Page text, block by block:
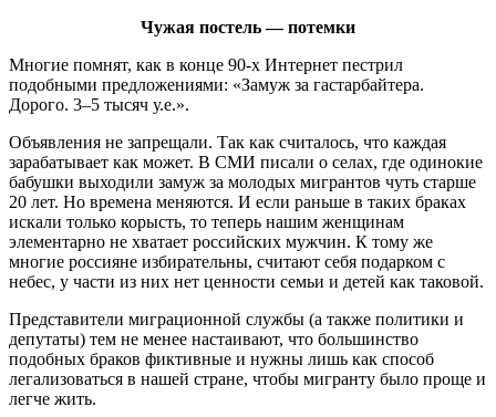
Чужая постель — потемки
Многие помнят, как в конце 90-х Интернет пестрил
подобными предложениями: «Замуж за гастарбайтера.
Дорого. 3–5 тысяч у.е.».
Объявления не запрещали. Так как считалось, что каждая
зарабатывает как может. В СМИ писали о селах, где одинокие
бабушки выходили замуж за молодых мигрантов чуть старше
20 лет. Но времена меняются. И если раньше в таких браках
искали только корысть, то теперь нашим женщинам
элементарно не хватает российских мужчин. К тому же
многие россияне избирательны, считают себя подарком с
небес, у части из них нет ценности семьи и детей как таковой.
Представители миграционной службы (а также политики и
депутаты) тем не менее настаивают, что большинство
подобных браков фиктивные и нужны лишь как способ
легализоваться в нашей стране, чтобы мигранту было проще и
легче жить.